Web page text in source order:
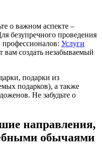
о важном аспекте –
безупречного проведения
профессионалов: Услуги
вам создать незабываемый
подарки из
подарков), а также
Не забудьте о
направления,
обычаями